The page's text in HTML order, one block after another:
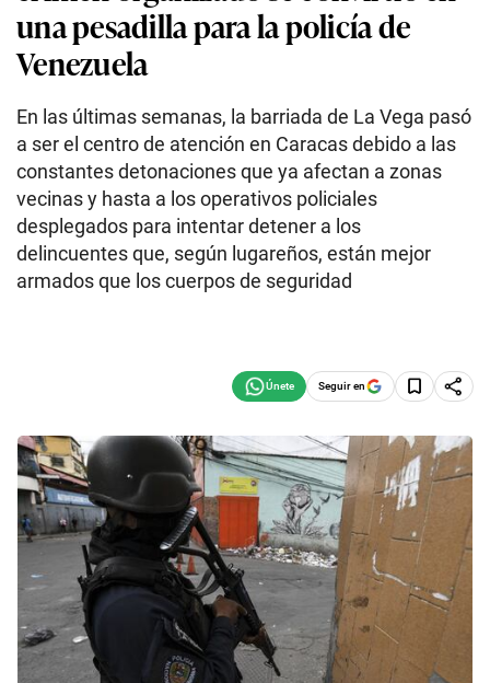
una pesadilla para la policía de
Venezuela
En las últimas semanas, la barriada de La Vega pasó
a ser el centro de atención en Caracas debido a las
constantes detonaciones que ya afectan a zonas
vecinas y hasta a los operativos policiales
desplegados para intentar detener a los
delincuentes que, según lugareños, están mejor
armados que los cuerpos de seguridad
Seguir en